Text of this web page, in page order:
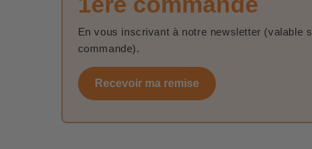
En vous inscrivant à notre newsletter (valable
commande).
Recevoir ma remise